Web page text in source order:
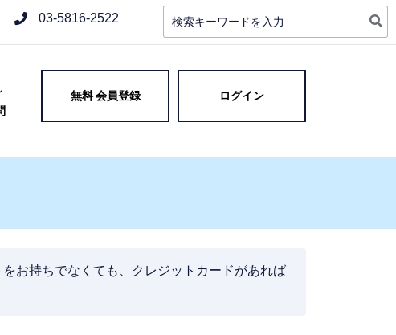
検
索:
03-5816-2522
高品質・実質最安値 即日対
無料 会員登録 ログイン
お持ちでなくても、クレジットカードがあれば